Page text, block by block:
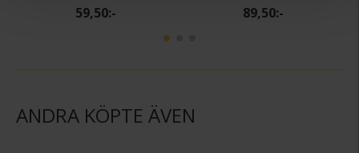
59,50:- 89,50:-
ANDRA KÖPTE ÄVEN